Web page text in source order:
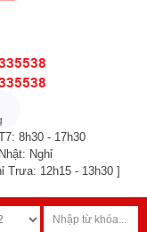
8h30 - 17h30
Nghỉ
Trưa: 12h15 - 13h30 ]